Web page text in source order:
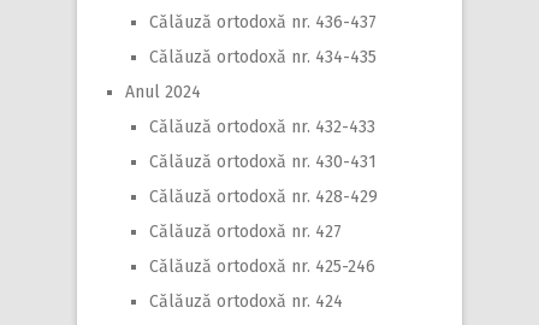
Călăuză ortodoxă nr. 436-437
Călăuză ortodoxă nr. 434-435
Anul 2024
Călăuză ortodoxă nr. 432-433
Călăuză ortodoxă nr. 430-431
Călăuză ortodoxă nr. 428-429
Călăuză ortodoxă nr. 427
Călăuză ortodoxă nr. 425-246
Călăuză ortodoxă nr. 424